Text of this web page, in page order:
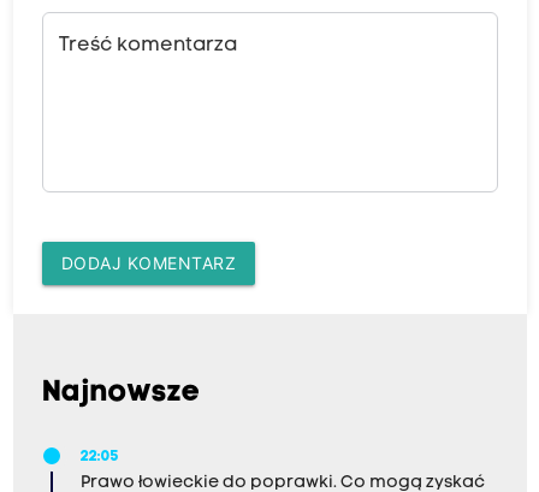
Treść komentarza
DODAJ KOMENTARZ
Najnowsze
22:05
Prawo łowieckie do poprawki. Co mogą zyskać